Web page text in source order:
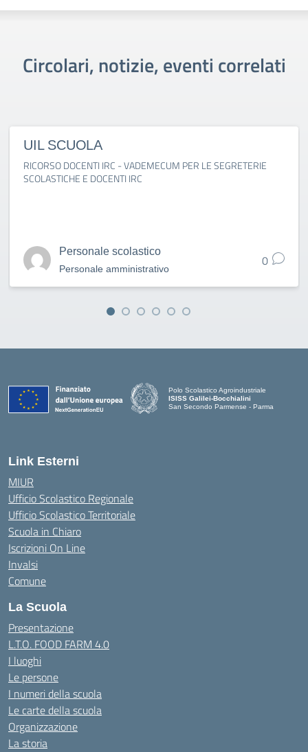
Circolari, notizie, eventi correlati
UIL SCUOLA
RICORSO DOCENTI IRC - VADEMECUM PER LE SEGRETERIE
SCOLASTICHE E DOCENTI IRC
Personale scolastico
Personale amministrativo 0
Polo Scolastico Agroindustriale
ISISS Galilei-Bocchialini
San Secondo Parmense - Parma
Link Esterni
MIUR
Ufficio Scolastico Regionale
Ufficio Scolastico Territoriale
Scuola in Chiaro
Iscrizioni On Line
Invalsi
Comune
La Scuola
Presentazione
L.T.O. FOOD FARM 4.0
I luoghi
Le persone
I numeri della scuola
Le carte della scuola
Organizzazione
La storia